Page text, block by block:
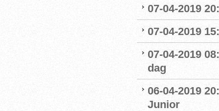
07-04-2019
07-04-2019
07-04-2019
dag
06-04-2019
Junior